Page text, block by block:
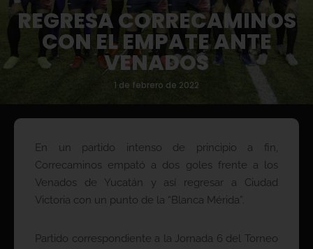
REGRESA CORRECAMINOS
CON EL EMPATE ANTE
VENADOS
1 de febrero de 2022
En un partido intenso de principio a fin,
Correcaminos empató a dos goles frente a los
Venados de Yucatán y así regresar a Ciudad
Victoria con un punto de la “Blanca Mérida”.
Partido correspondiente a la Jornada 6 del Torneo